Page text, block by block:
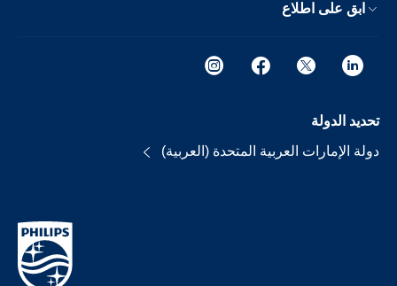
ابق على اطلاع
تحديد الدولة
دولة الإمارات العربية المتحدة (العربية)